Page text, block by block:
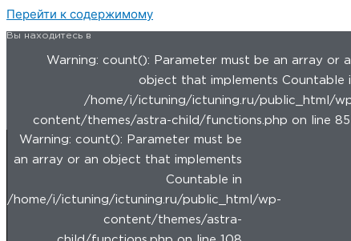
Перейти к содержимому
Вы находитесь в
Warning: count(): Parameter must be an array or
object that implements Countable
/home/i/ictuning/ictuning.ru/public_html/
content/themes/astra-child/functions.php on line 85
Warning: count(): Parameter must be
an array or an object that implements
Countable in
/home/i/ictuning/ictuning.ru/public_html/wp-
content/themes/astra-